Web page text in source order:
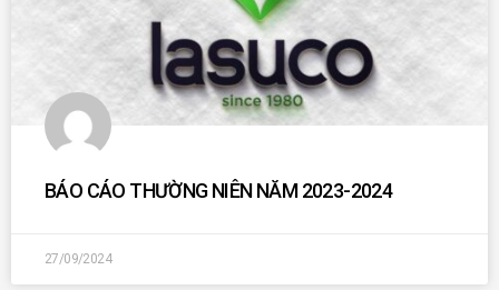
BÁO CÁO THƯỜNG NIÊN NĂM 2023-2024
27/09/2024